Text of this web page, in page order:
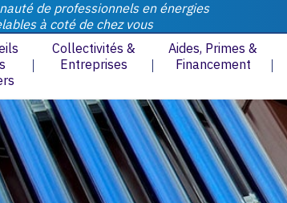
de professionnels en énergies
à coté de chez vous
Collectivités &
Entreprises
Aides, Primes &
Financement